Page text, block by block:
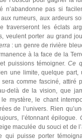
n’abandonne pas si
rumeurs, aux ardeurs
traverseront les éclats
veulent porter au grand
: un genre de rivière
à la face de la
puissions témoigner.Ce
une limite, quelque
comme fasciné, attiré
delà de la vision, que
mystère, le chant
de l’univers. Rien
l’étonnant épilogue.
maculée du souci et de
puisse porter